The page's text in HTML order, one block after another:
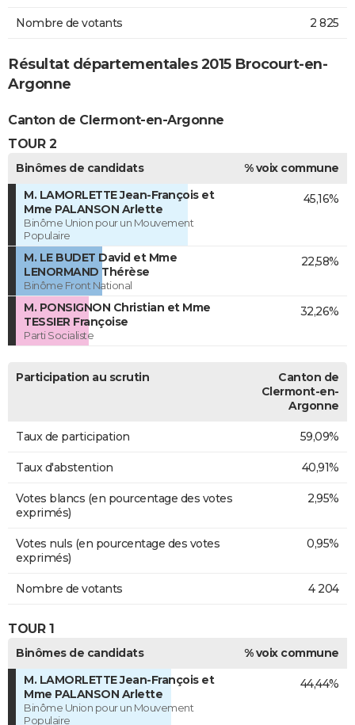
Nombre de votants 2 825
Résultat départementales 2015 Brocourt-en-
Argonne
Canton de Clermont-en-Argonne
TOUR 2
Binômes de candidats
% voix commune
M. LAMORLETTE Jean-François et
Mme PALANSON Arlette
Binôme Union pour un Mouvement
Populaire
45,16%
M. LE BUDET David et Mme
LENORMAND Thérèse
Binôme Front National
22,58%
M. PONSIGNON Christian et Mme
TESSIER Françoise
Parti Socialiste
32,26%
Participation au scrutin
Canton de
Clermont-en-
Argonne
Taux de participation 59,09%
Taux d'abstention 40,91%
Votes blancs (en pourcentage des votes
exprimés)
2,95%
Votes nuls (en pourcentage des votes
exprimés)
0,95%
Nombre de votants 4 204
TOUR 1
Binômes de candidats
% voix commune
M. LAMORLETTE Jean-François et
Mme PALANSON Arlette
Binôme Union pour un Mouvement
Populaire
44,44%